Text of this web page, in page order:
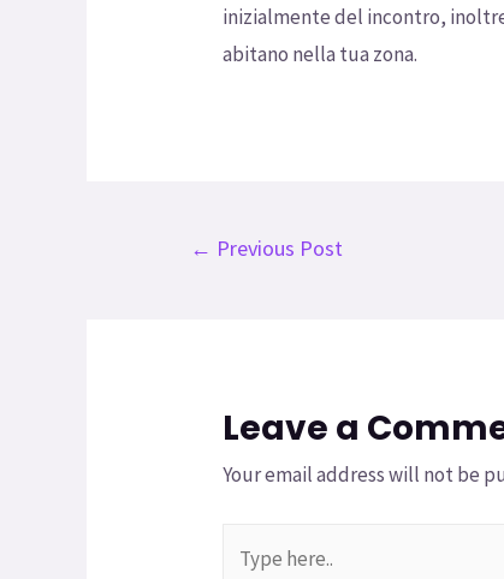
inizialmente del incontro,
abitano nella tua zona.
← Previous Post
Leave a
Your email address will not be